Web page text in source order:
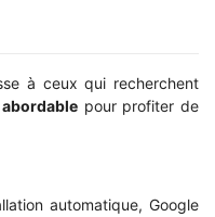
à ceux qui recherchent
pour profiter de
automatique, Google